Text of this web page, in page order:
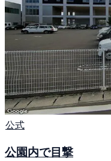
公式
公園内で目撃